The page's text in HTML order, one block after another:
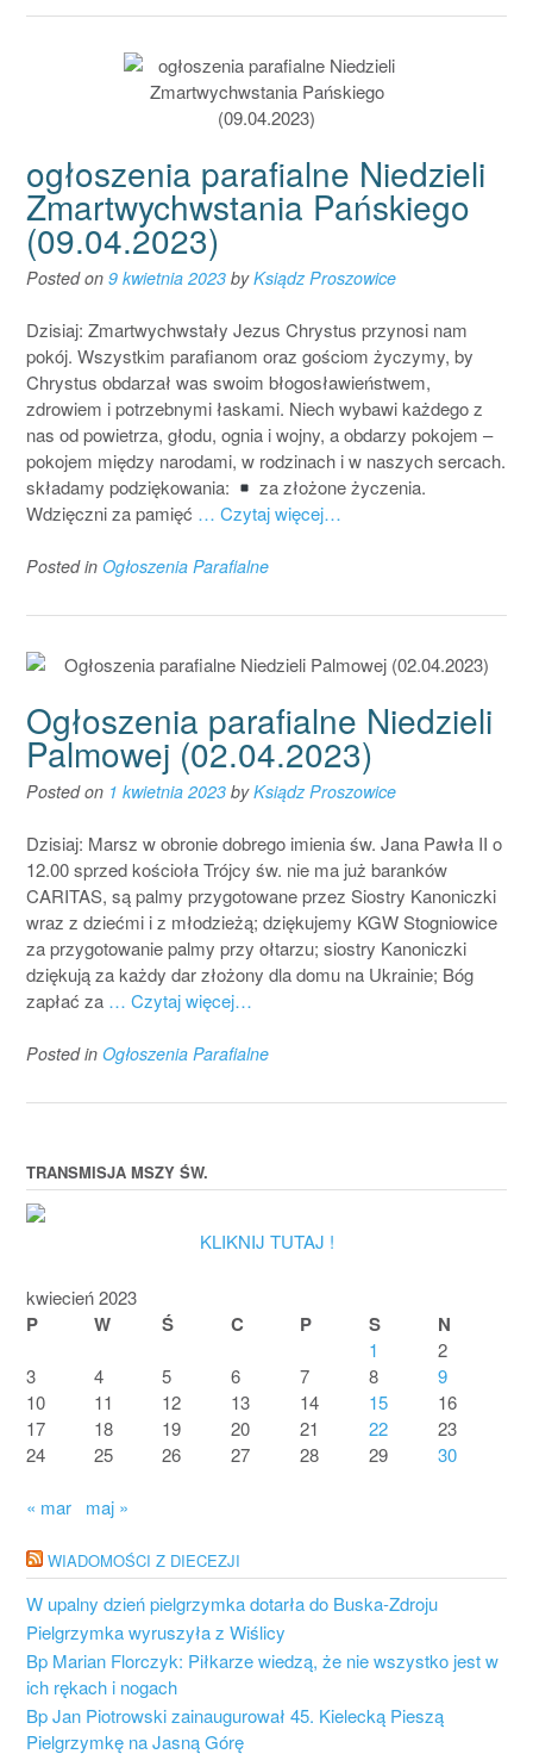
ogłoszenia parafialne Niedzieli
Zmartwychwstania Pańskiego
(09.04.2023)
Posted on 9 kwietnia 2023 byKsiądz Proszowice
Dzisiaj: Zmartwychwstały Jezus Chrystus przynosi nam
pokój. Wszystkim parafianom oraz gościom życzymy, by
Chrystus obdarzał was swoim błogosławieństwem,
zdrowiem i potrzebnymi łaskami. Niech wybawi każdego z
nas od powietrza, głodu, ognia i wojny, a obdarzy pokojem –
pokojem między narodami, w rodzinach i w naszych sercach.
składamy podziękowania:
za złożone życzenia.
Wdzięczni za pamięć … Czytaj więcej…
Posted in Ogłoszenia Parafialne
Ogłoszenia parafialne Niedzieli
Palmowej (02.04.2023)
Posted on 1 kwietnia 2023 byKsiądz Proszowice
Dzisiaj: Marsz w obronie dobrego imienia św. Jana Pawła II o
12.00 sprzed kościoła Trójcy św. nie ma już baranków
CARITAS, są palmy przygotowane przez Siostry Kanoniczki
wraz z dziećmi i z młodzieżą; dziękujemy KGW Stogniowice
za przygotowanie palmy przy ołtarzu; siostry Kanoniczki
dziękują za każdy dar złożony dla domu na Ukrainie; Bóg
zapłać za … Czytaj więcej…
Posted in Ogłoszenia Parafialne
TRANSMISJA MSZY ŚW.
KLIKNIJ TUTAJ !
kwiecień 2023
P W Ś C P S N
1
2
3
4 5 6 7 8
9
10
11 12 13 14 15
16
17
18 19 20 21 22
23
24
25 26 27 28 29 30
« mar maj »
WIADOMOŚCI Z DIECEZJI
W upalny dzień pielgrzymka dotarła do Buska-Zdroju
Pielgrzymka wyruszyła z Wiślicy
Bp Marian Florczyk: Piłkarze wiedzą, że nie wszystko jest w
ich rękach i nogach
Bp Jan Piotrowski zainaugurował 45. Kielecką Pieszą
Pielgrzymkę na Jasną Górę